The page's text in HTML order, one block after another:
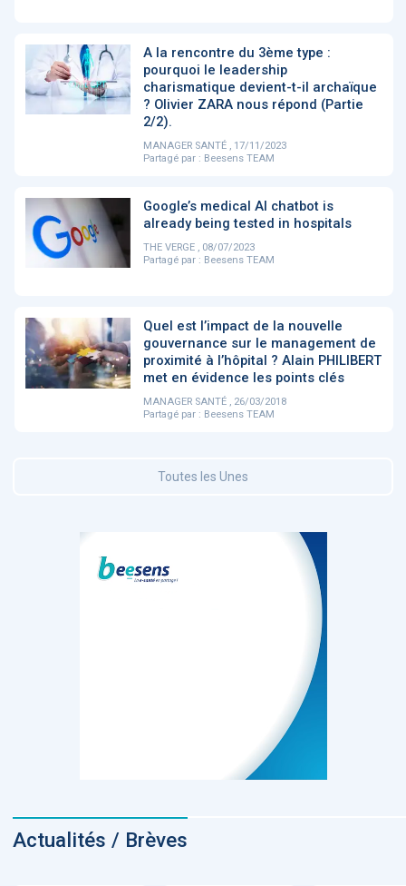
A la rencontre du 3ème type :
pourquoi le leadership
charismatique devient-t-il archaïque
? Olivier ZARA nous répond (Partie
2/2).
MANAGER SANTÉ , 17/11/2023
Partagé par : Beesens TEAM
Google’s medical AI chatbot is
already being tested in hospitals
THE VERGE , 08/07/2023
Partagé par : Beesens TEAM
Quel est l’impact de la nouvelle
gouvernance sur le management de
proximité à l’hôpital ? Alain PHILIBERT
met en évidence les points clés
MANAGER SANTÉ , 26/03/2018
Partagé par : Beesens TEAM
Toutes les Unes
Actualités / Brèves
‹ 1 2 3
DOCUMENTATION
Fidelity of
Medical
Language
Models
Artificial
Care in Action
MEMBRES BEESENS 52
Amélie BEAUX
Associée KOS AVOCATS en e-